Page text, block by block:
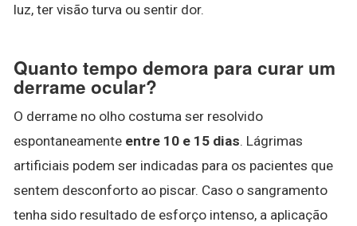
luz, ter visão turva ou sentir dor.
Quanto tempo demora para curar um
derrame ocular?
O derrame no olho costuma ser resolvido
espontaneamente entre 10 e 15 dias. Lágrimas
artificiais podem ser indicadas para os pacientes que
sentem desconforto ao piscar. Caso o sangramento
tenha sido resultado de esforço intenso, a aplicação